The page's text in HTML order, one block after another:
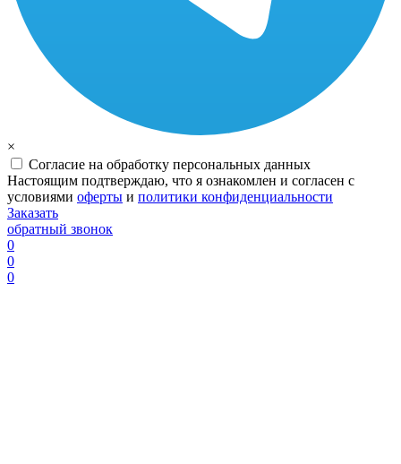
×
Согласие на обработку персональных данных
Настоящим подтверждаю, что я ознакомлен и согласен с
условиями оферты и политики конфиденциальности
Заказать
обратный звонок
0
0
0